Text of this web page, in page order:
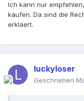
Ich kann nur
kaufen. Da sind die
erklaert.
luckyloser
Geschrieben